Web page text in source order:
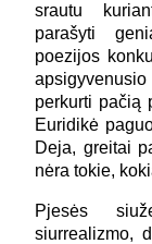
srautu
parašyti
poezijos
perkurti pačią
Euridikė
Deja, greitai
nėra tokie,
Pjesės
siurrealizmo,